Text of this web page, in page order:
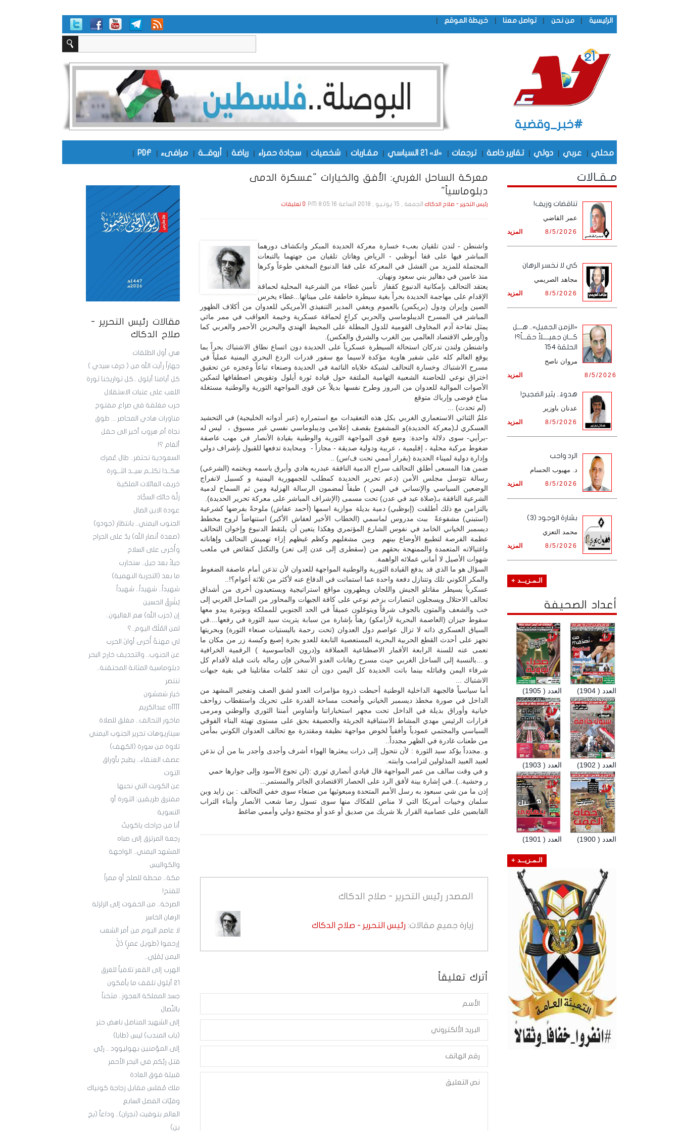
الرئيسية | من نحن | تواصل معنا | خريطة الموقع |
#خبر_وقضية
محلي | عربي | دولي | تقارير خاصة | ترجمات | «لا» 21 السياسي | مقـاربات | شخصيات | سجادة حمراء | رياضة | أروقـــة | مرافىء |
PDF
|
مقالات رئيس التحرير -
صلاح الدكاك
هي أول الطلقات
جهاراً رأيت الله من ( جرف سيدي )
كل أيامنا أيلول ..كل تواريخنا ثورة
اللعب على عتبات الاستقلال
حرب مغلقة في صراع مفتوح
مناورات هادي المحاصر ... طوق
نجاة أم هروب أخير الى حقل
ألغام ؟!
السعودية تحتضر.. طال عُمرك
هكــذا تكلــم سيــد الثــورة
خريف العائلات الملكية
زلَّة حائك السجَّاد
عودة الابن الضال
الجنوب اليمني.. بانتظار (جودو)
(صعدة أنصار الله) يدٌ على الجراح
وأُخرى على السلاح
جيلاً بعد جيل.. سنحارب
ما بعد (التجربة النهمية)
شهيداً.. شهيداً.. شهيداً
يُشْرِقُ الحسين
إن (حزب الله) هم الغالبون..
لمن المُلْكُ اليوم..؟
لي مهنةٌ أُخرى أوانَ الحرب
عن الجنوب.. والتجديف خارج البحر
دبلوماسية المثانة المحتقنة..
تنتصر
خيار شمشون
آآآآه عبدالكريم
ماخور التحالف.. مغلق للصلاة
سيناريوهات تحرير الجنوب اليمني
تلاوة من سورة (الكهف)
عصف العنقاء.. يطيح بأوراق
التوت
عن الكويت التي نحبها
مفترق طريقين: الثورة أو
التسوية
أنا من جراحك ياكويتُ
رجعة المرتزق إلى صباه
المشهد اليمني.. الواجهة
والكواليس
مكة.. محطة للصلح أو ممراً
للفتح!
الصرخة.. من الخفوت إلى الزلزلة
الرهان الخاسر
لا عاصم اليوم من أمر الشعب
إرحموا (طويل عمرٍ) ذَلّْ
اليمن يُمْلِي..
الهرب إلى القعر تلافياً للغرق
21 أيلول تلقف ما يأفكون
جسد المملكة العجوز.. مثخناً
بالنِّصال
إلى الشهيد المناضل ناهض حتر
(باب المندب) ليس (طابا)
إلى المؤمنين بهوليوود .. ربِّي
قتل ربَّكم في البحر الأحمر
قبيلة فوق العادة
ملك مُفلس مقابل زجاجة كونياك
وفيَّات الفصل السابع
العالم بتوقيت (نجران).. وداعاً (بج
بن)
معركة الساحل الغربي: الأفق والخيارات "عسكرة الدمى
دبلوماسياً"
رئيس التحرير - صلاح الدكاكالجمعة , 15 يـونـيـو , 2018 الساعة 8:05:16 PM 0 تعليقات
واشنطن - لندن تلقيان بعبء خسارة معركة الحديدة المبكر وانكشاف دورهما
المباشر فيها على قفا أبوظبي - الرياض وهاتان تلقيان من جهتهما بالتبعات
المحتملة للمزيد من الفشل في المعركة على قفا الدنبوع المخفي طوعاً وكرها
منذ عامين في دهاليز بني سعود ونهيان.
يعتقد التحالف بإمكانية الدنبوع كقفاز تأمين غطاء من الشرعية المحلية لحماقة
الإقدام على مهاجمة الحديدة بحراً بغية سيطرة خاطفة على مينائها...غطاء يخرس
الصين وإيران ودول (بريكس) بالعموم ويعفي المدير التنفيذي الأمريكي للعدوان من أكلاف الظهور
المباشر في المسرح الديبلوماسي والحربي كراعٍ لحماقة عسكرية وخيمة العواقب في ممر مائي
يمثل تفاحة آدم المخاوف القومية للدول المطلة على المحيط الهندي والبحرين الأحمر والعربي كما
و(أورطي الاقتصاد العالمي بين الغرب والشرق والعكس).
واشنطن ولندن تدركان استحالة السيطرة عسكرياً على الحديدة دون اتساع نطاق الاشتباك بحراً بما
يوقع العالم كله على شفير هاوية مؤكدة لاسيما مع سفور قدرات الردع البحري اليمنية عملياً في
مسرح الاشتباك وخسارة التحالف لشبكة خلاياه النائمة في الحديدة وصنعاء تباعاً وعجزه عن تحقيق
اختراق نوعي للحاضنة الشعبية التهامية الملتفة حول قيادة ثورة أيلول وتقويض اصطفافها لتمكين
الأصوات الموالية للعدوان من البروز وطرح نفسها بديلاً عن قوى المواجهة الثورية والوطنية مستغلة
مناخ فوضى وإرباك متوقع
(لم تحدث) ...
علمُ الثنائي الاستعماري الغربي بكل هذه التعقيدات مع استمراره (عبر أدواته الخليجية) في التحشيد
العسكري لـ(معركة الحديدة)و المشفوع بقصف إعلامي وديبلوماسي نفسي غير مسبوق ، ليس له
-برأيي- سوى دلالة واحدة: وضع قوى المواجهة الثورية والوطنية بقيادة الأنصار في مهب عاصفة
ضغوط مركبة محلية ، إقليمية ، عربية ودولية صديقة - مجازاً - ومحايدة تدفعها للقبول بإشراف دولي
وإدارة دولية لميناء الحديدة (بقرار أممي تحت ف/س) ..
ضمن هذا المسعى أطلق التحالف سراح الدمية النافقة عبدربه هادي وأبرق باسمه وبختمه (الشرعي)
رسالة تتوسل مجلس الأمن (دعم تحرير الحديدة كمطلب للجمهورية اليمنية و كسبيل لانفراج
الوضعين السياسي والإنساني في اليمن ) طبقاً لمضمون الرسالة الهزلية ومن ثم السماح لدمية
الشرعية النافقة بـ(صلاة عيد في عدن) تحت مسمى (الإشراف المباشر على معركة تحرير الحديدة).
بالتزامن مع ذلك أطلقت (إبوظبي) دمية بديلة موازية اسمها (أحمد عفاش) ملوحةً بفرضها كشرعية
(استبني) مشفوعةً ببث مدروس لماسمي (الخطاب الأخير لعفاش الأكبر) استنهاضاً لروح مخطط
ديسمبر الخياني الخامد في نفوس الشارع المؤتمري وهكذا يتعين أن يلتقط الدنبوع وإخوان التحالف
عظمة الفرصة لتطبيع الأوضاع بينهم وبين مشغليهم وكظم غيظهم إزاء تهميش التحالف وإهاناته
واغتيالاته المتعمدة والممنهجة بحقهم من (سقطرى إلى عدن إلى تعز) والتكتل كنقائض في ملعب
شهوات الأصيل لا أماني عملائه الواهمة.
السؤال هو ما الذي قد يدفع القيادة الثورية والوطنية المواجهة للعدوان لأن تذعن أمام عاصفة الضغوط
والمكر الكوني تلك وتتنازل دفعة واحدة عما استماتت في الدفاع عنه لأكثر من ثلاثة أعوام؟!..
عسكرياً يسيطر مقاتلو الجيش واللجان ويطهرون مواقع استراتيجية ويستعيدون أخرى من أشداق
تحالف الاحتلال ويسجلون انتصارات بزخم نوعي على كافة الجبهات والمحاور من الساحل الغربي إلى
خب والشعف والمتون بالجوف شرقاً ويتوغلون عميقاً في الحد الجنوبي للمملكة وبوتيرة يبدو معها
سقوط جيزان (العاصمة البحرية لأرامكو) رهناً بإشارة من سبابة يتريث سيد الثورة في رفعها....في
السياق العسكري ذاته لا تزال عواصم دول العدوان (تحت رحمة باليستيات صنعاء الثورة) وبحريتها
تجهز على أحدث القطع الحربية البحرية المستعصية التابعة للعدو بجرة إصبع وكبسة زر من مكان ما
تعمى عنه للسنة الرابعة الأقمار الاصطناعية العملاقة و(درون الجاسوسية ) الرقمية الخرافية
و....بالنسبة إلى الساحل الغربي حيث مسرح رهانات العدو الأسخن فإن رماله باتت قبلة لأقدام كل
شرفاء اليمن وقبائله بينما باتت الحديدة كل اليمن دون أن تنفد كلمات مقاتلينا في بقية جبهات
الاشتباك ...
أما سياسياً فالجبهة الداخلية الوطنية أحبطت ذروة مؤامرات العدو لشق الصف وتفجير المشهد من
الداخل في صورة مخطذ ديسمبر الخياني وأضحت مساحة القدرة على تحريك واستقطاب زواحف
خيانية وأوراق بديلة في الداخل تحت مجهر استخباراتنا وأشاوس أمننا الثوري والوطني ومرمى
قرارات الرئيس مهدي المشاط الاستباقية الجريئة والحصيفة بحق على مستوى تهيئة البناء الفوقي
السياسي والمجتمي عمودياً وأفقياً لخوض مواجهة نظيفة ومقتدرة مع تحالف العدوان الكوني بمأمن
من طعنات غادرة في الظهر مجدداً..
و..مجدداً يؤكد سيد الثورة : لأن نتحول إلى ذرات يبعثرها الهواء أشرف وأجدى وأجدر بنا من أن نذعن
لعبيد العبيد المذلولين لترامب وابنته.
و في وقت سالف من عمر المواجهة قال قيادي أنصاري ثوري :(لن تجوع الأسود وإلى جوارها حمي
ر وحشية..)..في إشارة بينة لأفق الرد على الحصار الاقتصادي الجائر والمستمر...
إذن ما من شي سبعود به رسل الأمم المتحدة ومبعوثيها من صنعاء سوى خفي التحالف : بن زايد وبن
سلمان وخيبات أمريكا التي لا مناص للفكاك منها سوى تسول رضا شعب الأنصار وأبناء التراب
القابضين على عصامية القرار بلا شريك من صديق أو عدو أو مجتمع دولي وأممي ضاغط
المصدر رئيس التحرير - صلاح الدكاك
زيارة جميع مقالات: رئيس التحرير - صلاح الدكاك
أترك تعليقاً
مـقـالات
تناقضات وزيف!
عمر القاضي
المزيد 8/5/2026
كي لا نخسر الرهان
مجاهد الصريمي
المزيد 8/5/2026
«الزمن الجميل».. هـــل
كـــان جميــــلاً حقـــاً؟!
الحلقة 154
مروان ناصح
المزيد 8/5/2026
هدوءٌ.. يثير الضجيج!
عدنان باوزير
المزيد 8/5/2026
الرد واجب
د. مهيوب الحسام
المزيد 8/5/2026
بشارة الوجود (3)
محمد التعزي
المزيد 8/5/2026
الـمـزيــد +
أعداد الصحيفة
العدد ( 1905) العدد ( 1904)
العدد ( 1903) العدد ( 1902)
العدد ( 1901) العدد ( 1900)
الـمـزيــد +